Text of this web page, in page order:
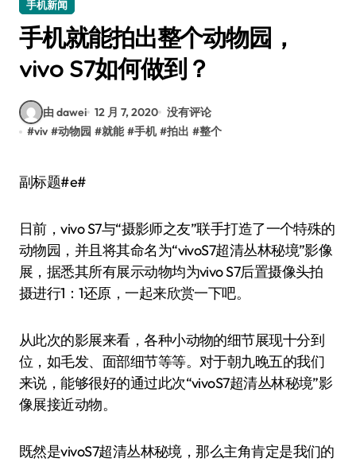
手机新闻
手机就能拍出整个动物园，
vivo S7如何做到？
由 dawei 12 月 7, 2020 没有评论
#viv #动物园 #就能 #手机 #拍出 #整个
副标题#e#
日前，vivo S7与“摄影师之友”联手打造了一个特殊的
动物园，并且将其命名为“vivoS7超清丛林秘境”影像
展，据悉其所有展示动物均为vivo S7后置摄像头拍
摄进行1：1还原，一起来欣赏一下吧。
从此次的影展来看，各种小动物的细节展现十分到
位，如毛发、面部细节等等。对于朝九晚五的我们
来说，能够很好的通过此次“vivoS7超清丛林秘境”影
像展接近动物。
既然是vivoS7超清丛林秘境，那么主角肯定是我们的